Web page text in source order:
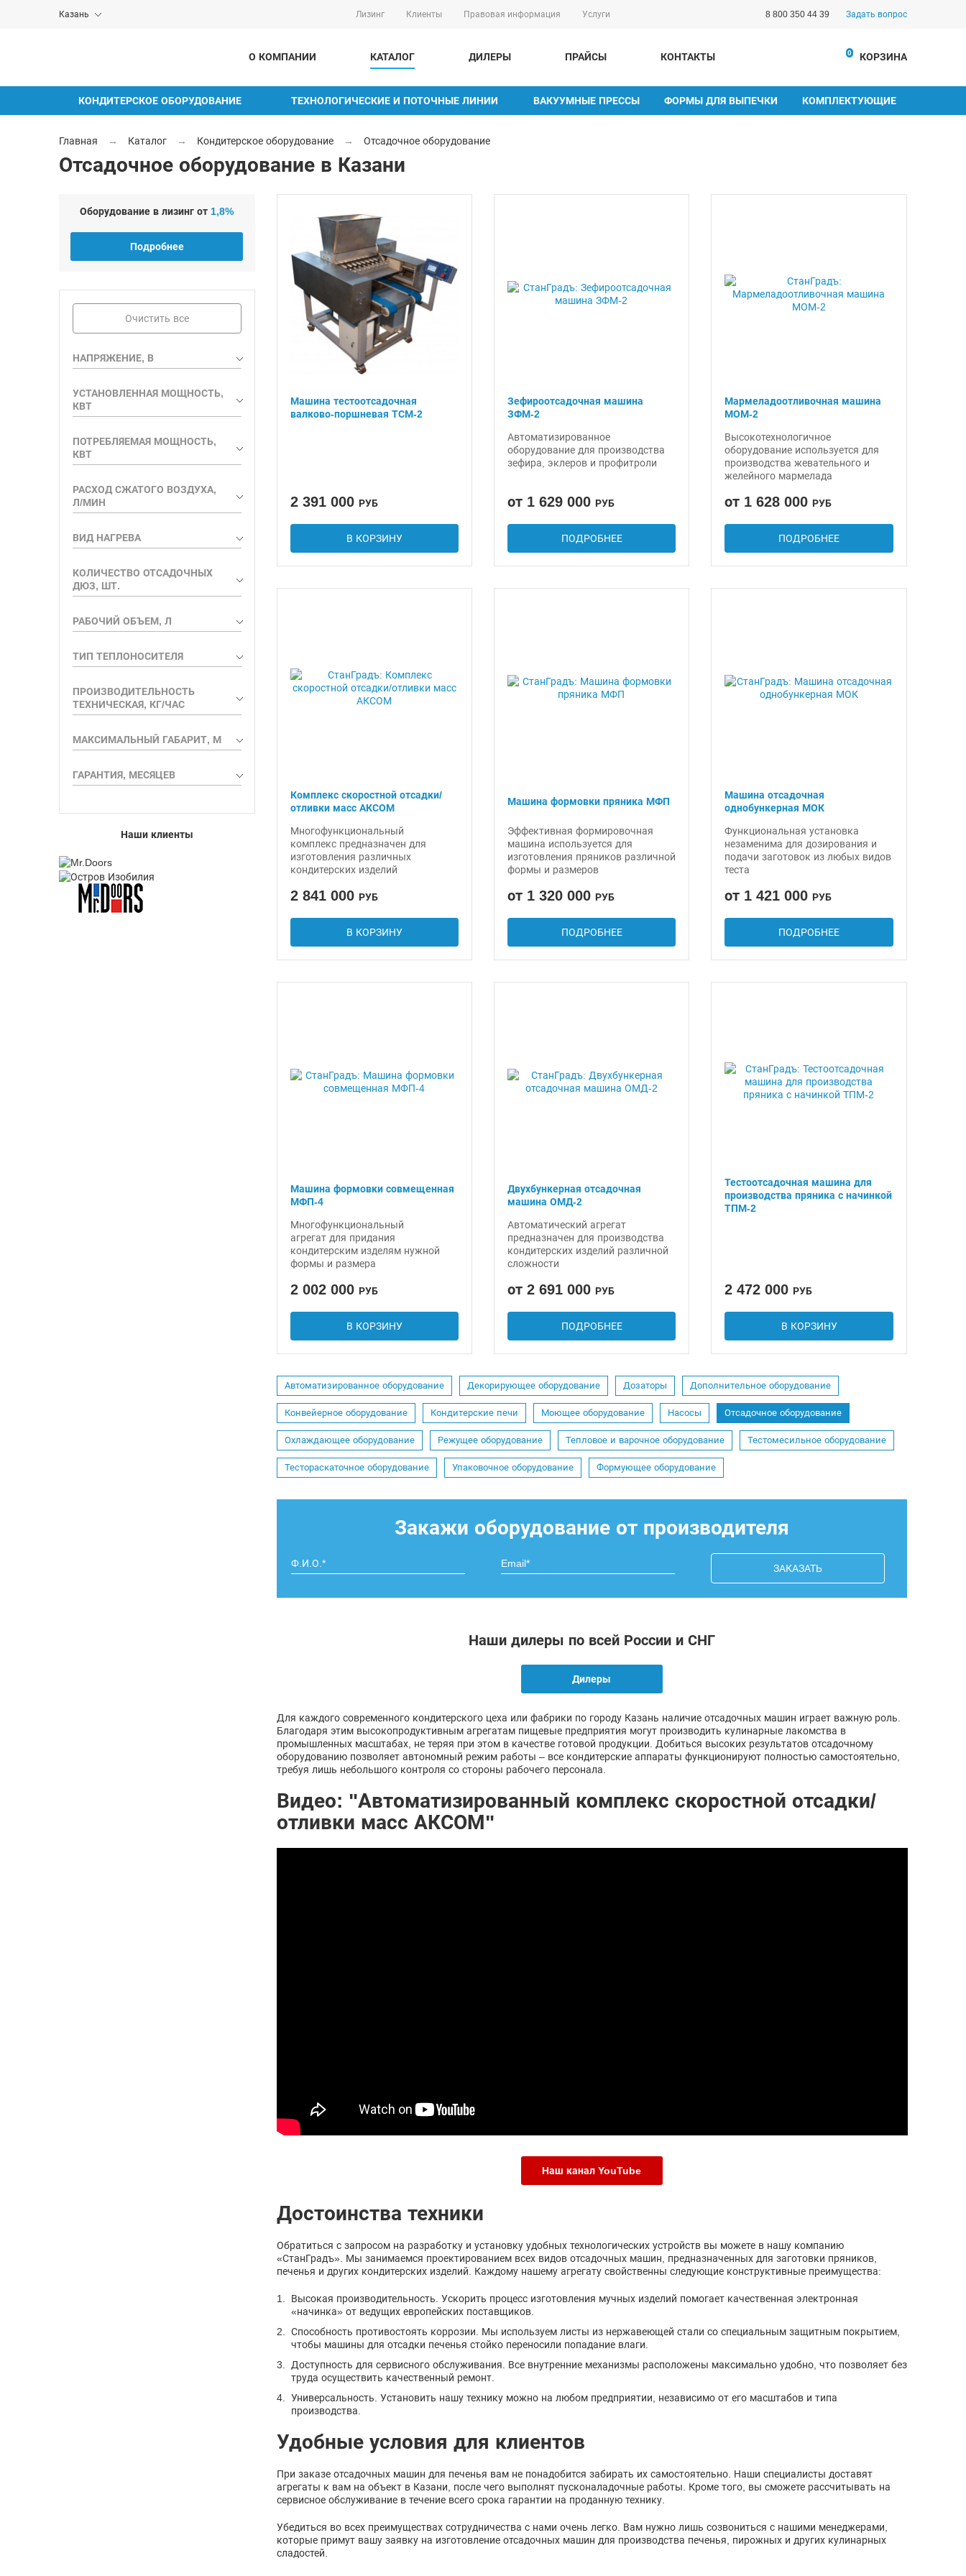
Казань Лизинг Клиенты Правовая информация Услуги 8 800 350 44 39 Задать вопрос
О КОМПАНИИ КАТАЛОГ ДИЛЕРЫ ПРАЙСЫ КОНТАКТЫ 0 КОРЗИНА
КОНДИТЕРСКОЕ ОБОРУДОВАНИЕ ТЕХНОЛОГИЧЕСКИЕ И ПОТОЧНЫЕ ЛИНИИ ВАКУУМНЫЕ ПРЕССЫ ФОРМЫ ДЛЯ ВЫПЕЧКИ КОМПЛЕКТУЮЩИЕ
Главная → Каталог → Кондитерское оборудование → Отсадочное оборудование
Отсадочное оборудование в Казани
Оборудование в лизинг от 1,8%
Подробнее
НАПРЯЖЕНИЕ, В
УСТАНОВЛЕННАЯ МОЩНОСТЬ,
КВТ
ПОТРЕБЛЯЕМАЯ МОЩНОСТЬ,
КВТ
РАСХОД СЖАТОГО ВОЗДУХА,
Л/МИН
ВИД НАГРЕВА
КОЛИЧЕСТВО ОТСАДОЧНЫХ
ДЮЗ, ШТ.
РАБОЧИЙ ОБЪЕМ, Л
ТИП ТЕПЛОНОСИТЕЛЯ
ПРОИЗВОДИТЕЛЬНОСТЬ
ТЕХНИЧЕСКАЯ, КГ/ЧАС
МАКСИМАЛЬНЫЙ ГАБАРИТ, М
ГАРАНТИЯ, МЕСЯЦЕВ
Наши клиенты
Машина тестоотсадочная
валково-поршневая ТСМ-2
2 391 000 РУБ
В КОРЗИНУ
Зефироотсадочная машина
ЗФМ-2
Автоматизированное
оборудование для производства
зефира, эклеров и профитроли
от 1 629 000 РУБ
ПОДРОБНЕЕ
Мармеладоотливочная машина
МОМ-2
Высокотехнологичное
оборудование используется для
производства жевательного и
желейного мармелада
от 1 628 000 РУБ
ПОДРОБНЕЕ
Комплекс скоростной отсадки/
отливки масс АКСОМ
Многофункциональный
комплекс предназначен для
изготовления различных
кондитерских изделий
2 841 000 РУБ
В КОРЗИНУ
Машина формовки пряника МФП
Эффективная формировочная
машина используется для
изготовления пряников различной
формы и размеров
от 1 320 000 РУБ
ПОДРОБНЕЕ
Машина отсадочная
однобункерная МОК
Функциональная установка
незаменима для дозирования и
подачи заготовок из любых видов
теста
от 1 421 000 РУБ
ПОДРОБНЕЕ
Машина формовки совмещенная
МФП-4
Многофункциональный
агрегат для придания
кондитерским изделям нужной
формы и размера
2 002 000 РУБ
В КОРЗИНУ
Двухбункерная отсадочная
машина ОМД-2
Автоматический агрегат
предназначен для производства
кондитерских изделий различной
сложности
от 2 691 000 РУБ
ПОДРОБНЕЕ
Тестоотсадочная машина для
производства пряника с начинкой
ТПМ-2
2 472 000 РУБ
В КОРЗИНУ
Автоматизированное оборудование Декорирующее оборудование Дозаторы Дополнительное оборудование
Конвейерное оборудование Кондитерские печи Моющее оборудование Насосы Отсадочное оборудование
Охлаждающее оборудование Режущее оборудование Тепловое и варочное оборудование Тестомесильное оборудование
Тестораскаточное оборудование Упаковочное оборудование Формующее оборудование
Закажи оборудование от производителя
ЗАКАЗАТЬ
Наши дилеры по всей России и СНГ
Дилеры
Для каждого современного кондитерского цеха или фабрики по городу Казань наличие отсадочных машин играет важную роль.
Благодаря этим высокопродуктивным агрегатам пищевые предприятия могут производить кулинарные лакомства в
промышленных масштабах, не теряя при этом в качестве готовой продукции. Добиться высоких результатов отсадочному
оборудованию позволяет автономный режим работы – все кондитерские аппараты функционируют полностью самостоятельно,
требуя лишь небольшого контроля со стороны рабочего персонала.
Видео: "Автоматизированный комплекс скоростной отсадки/
отливки масс АКСОМ"
Наш канал YouTube
Достоинства техники
Обратиться с запросом на разработку и установку удобных технологических устройств вы можете в нашу компанию
«СтанГрадъ». Мы занимаемся проектированием всех видов отсадочных машин, предназначенных для заготовки пряников,
печенья и других кондитерских изделий. Каждому нашему агрегату свойственны следующие конструктивные преимущества:
Высокая производительность. Ускорить процесс изготовления мучных изделий помогает качественная электронная
«начинка» от ведущих европейских поставщиков.
Способность противостоять коррозии. Мы используем листы из нержавеющей стали со специальным защитным покрытием,
чтобы машины для отсадки печенья стойко переносили попадание влаги.
Доступность для сервисного обслуживания. Все внутренние механизмы расположены максимально удобно, что позволяет без
труда осуществить качественный ремонт.
Универсальность. Установить нашу технику можно на любом предприятии, независимо от его масштабов и типа
производства.
Удобные условия для клиентов
При заказе отсадочных машин для печенья вам не понадобится забирать их самостоятельно. Наши специалисты доставят
агрегаты к вам на объект в Казани, после чего выполнят пусконаладочные работы. Кроме того, вы сможете рассчитывать на
сервисное обслуживание в течение всего срока гарантии на проданную технику.
Убедиться во всех преимуществах сотрудничества с нами очень легко. Вам нужно лишь созвониться с нашими менеджерами,
которые примут вашу заявку на изготовление отсадочных машин для производства печенья, пирожных и других кулинарных
сладостей.